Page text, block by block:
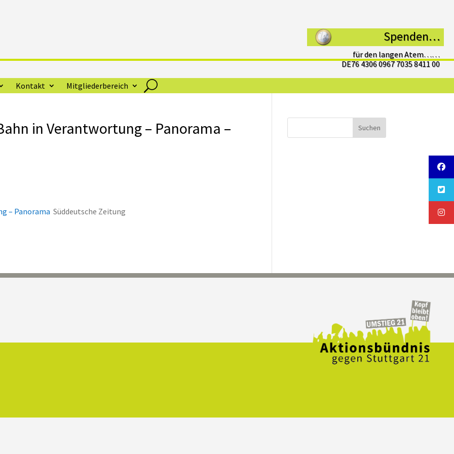
Spenden…
für den langen Atem……
DE76 4306 0967 7035 8411 00
Kontakt Mitgliederbereich
in Verantwortung – Panorama –
– Panorama Süddeutsche Zeitung
Suchen